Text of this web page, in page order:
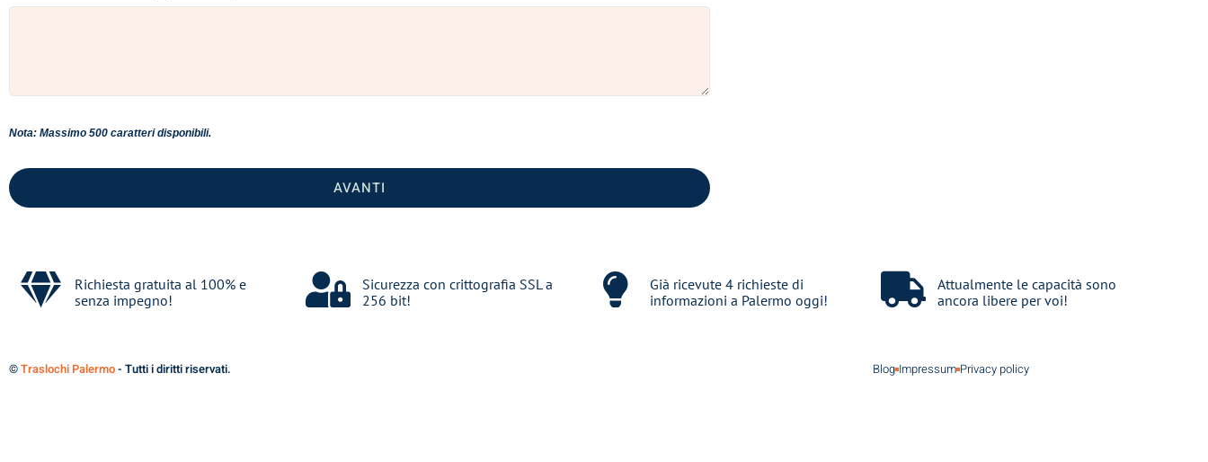
Nota: Massimo 500 caratteri disponibili.
AVANTI
Richiesta gratuita al 100% e
senza impegno!
Sicurezza con crittografia SSL a
256 bit!
Già ricevute 4 richieste di
informazioni a Palermo oggi!
Attualmente le capacità sono
ancora libere per voi!
©Traslochi Palermo- Tutti i diritti riservati. Blog Impressum Privacy policy